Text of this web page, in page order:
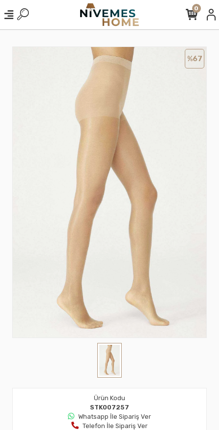
0
%67
Ürün Kodu
STK007257
Whatsapp İle Sipariş Ver
Telefon İle Sipariş Ver